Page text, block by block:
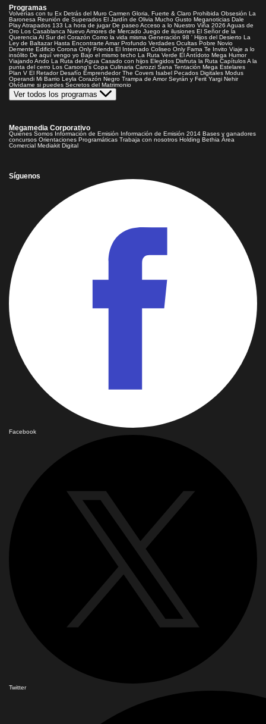
Programas
Volverías con tu Ex Detrás del Muro Carmen Gloria, Fuerte & Claro Prohibida Obsesión La
Baronesa Reunión de Superados El Jardín de Olivia Mucho Gusto Meganoticias Dale
PlayAtrapados 133 La hora de jugar De paseoAcceso a lo Nuestro Viña 2026 Aguas de
Oro Los Casablanca Nuevo Amores de Mercado Juego de ilusiones El Señor de la
Querencia Al Sur del Corazón Como la vida misma Generación 98 ' Hijos del Desierto La
Ley de Baltazar Hasta Encontrarte Amar Profundo Verdades Ocultas Pobre Novio
Demente Edificio Corona Only Friends El Internado Coliseo Only Fama Te Invito Viaje a lo
insólito De aquí vengo yo Bajo el mismo techo La Ruta Verde El Antídoto Mega Humor
Viajando Ando La Ruta del Agua Casado con hijos Elegidos Disfruta la Ruta CapítulosA la
punta del cerro Los Carsong's Copa Culinaria Carozzi Sana Tentación Mega Estelares
Plan V El Retador Desafío Emprendedor The Covers Isabel Pecados Digitales Modus
Operandi Mi Barrio Leyla Corazón Negro Trampa de Amor Seyrán y Ferit Yargi Nehir
Olvídame si puedes Secretos del Matrimonio
Ver todos los programas
Megamedia Corporativo
Quienes Somos Información de Emisión Información de Emisión 2014 Bases y ganadores
concursos Orientaciones Programáticas Trabaja con nosotros Holding Bethia Área
Comercial Mediakit Digital
Síguenos
Facebook
Twitter